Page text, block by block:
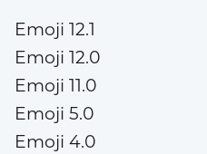
Emoji 12.1
Emoji 12.0
Emoji 11.0
Emoji 5.0
Emoji 4.0